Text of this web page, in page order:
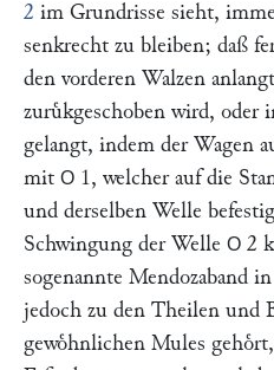
2 im Grundrisse sieht,
senkrecht zu bleiben; daß
den vorderen Walzen
zuruͤkgeschoben wird, oder
gelangt, indem der Wagen
mit O 1, welcher auf die
und derselben Welle
Schwingung der Welle O 2
sogenannte Mendozaband
jedoch zu den Theilen und
gewoͤhnlichen Mules